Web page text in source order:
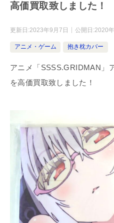
高価買取致しました！
更新日:2023年9月7日 公開日:2020
アニメ・ゲーム 抱き枕カバー
アニメ「SSSS.GRIDMAN」
を高価買取致しました！